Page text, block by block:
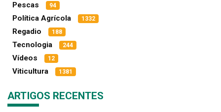
Pescas 94
Política Agrícola 1332
Regadio 188
Tecnologia 244
Vídeos 12
Viticultura 1381
ARTIGOS RECENTES